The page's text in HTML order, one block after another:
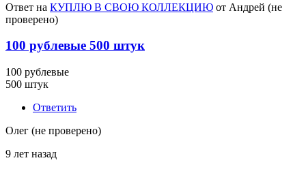
Ответ на КУПЛЮ В СВОЮ КОЛЛЕКЦИЮ от Андрей (не
проверено)
100 рублевые 500 штук
100 рублевые
500 штук
Ответить
Олег (не проверено)
9 лет назад